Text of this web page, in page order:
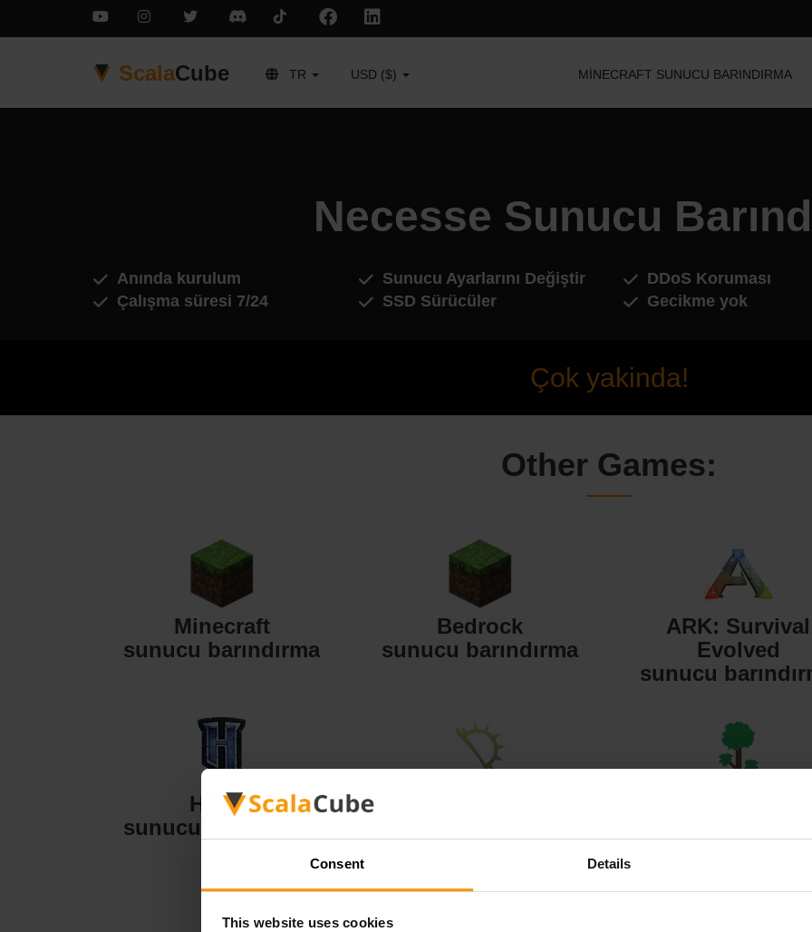
Consent Details
This website uses cookies
ScalaCube TR USD ($) MINECRAFT SUNUCU BARINDIRMA
Necesse Sunucu
Anında kurulum
Çalışma süresi 7/24
Sunucu Ayarlarını Değiştir
SSD Sürücüler
DDoS Koruması
Gecikme yok
Çok yakinda!
Other Games:
Minecraft
sunucu barındırma
Bedrock
sunucu barındırma
ARK: Survival
Evolved
sunucu
Hytale
sunucu barındırma